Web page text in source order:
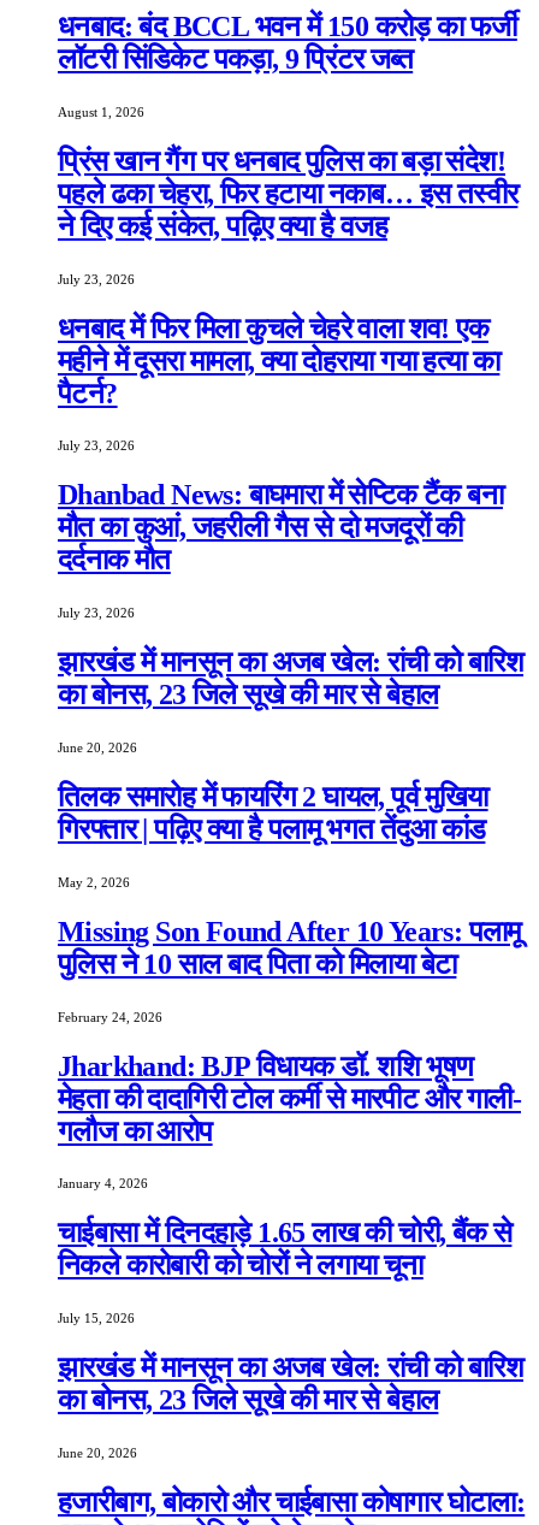
धनबाद: बंद BCCL भवन में 150 करोड़ का फर्जी
लॉटरी सिंडिकेट पकड़ा, 9 प्रिंटर जब्त
August 1, 2026
प्रिंस खान गैंग पर धनबाद पुलिस का बड़ा संदेश!
पहले ढका चेहरा, फिर हटाया नकाब… इस तस्वीर
ने दिए कई संकेत, पढ़िए क्या है वजह
July 23, 2026
धनबाद में फिर मिला कुचले चेहरे वाला शव! एक
महीने में दूसरा मामला, क्या दोहराया गया हत्या का
पैटर्न?
July 23, 2026
Dhanbad News: बाघमारा में सेप्टिक टैंक बना
मौत का कुआं, जहरीली गैस से दो मजदूरों की
दर्दनाक मौत
July 23, 2026
झारखंड में मानसून का अजब खेल: रांची को बारिश
का बोनस, 23 जिले सूखे की मार से बेहाल
June 20, 2026
तिलक समारोह में फायरिंग 2 घायल, पूर्व मुखिया
गिरफ्तार | पढ़िए क्या है पलामू भगत तेंदुआ कांड
May 2, 2026
Missing Son Found After 10 Years: पलामू
पुलिस ने 10 साल बाद पिता को मिलाया बेटा
February 24, 2026
Jharkhand: BJP विधायक डॉ. शशि भूषण
मेहता की दादागिरी टोल कर्मी से मारपीट और गाली-
गलौज का आरोप
January 4, 2026
चाईबासा में दिनदहाड़े 1.65 लाख की चोरी, बैंक से
निकले कारोबारी को चोरों ने लगाया चूना
July 15, 2026
झारखंड में मानसून का अजब खेल: रांची को बारिश
का बोनस, 23 जिले सूखे की मार से बेहाल
June 20, 2026
हजारीबाग, बोकारो और चाईबासा कोषागार घोटाला: